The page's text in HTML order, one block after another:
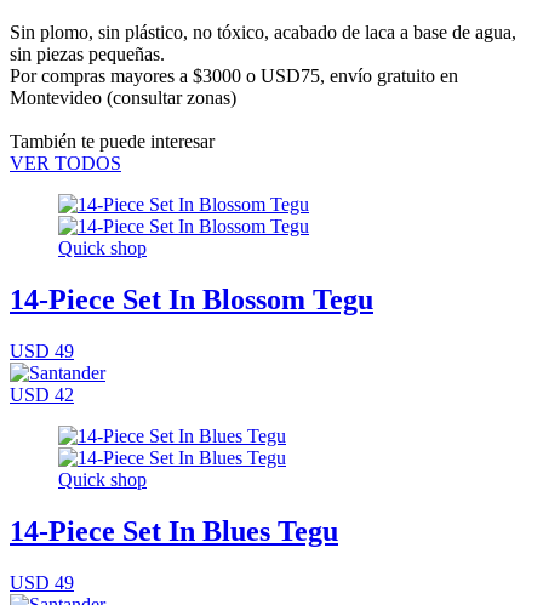
Sin plomo, sin plástico, no tóxico, acabado de laca a base de agua,
sin piezas pequeñas.
Por compras mayores a $3000 o USD75, envío gratuito en
Montevideo (consultar zonas)
También te puede interesar
VER TODOS
Quick shop
14-Piece Set In Blossom Tegu
USD 49
USD 42
Quick shop
14-Piece Set In Blues Tegu
USD 49